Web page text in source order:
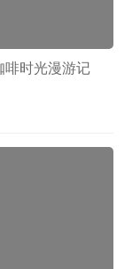
啡时光漫游记